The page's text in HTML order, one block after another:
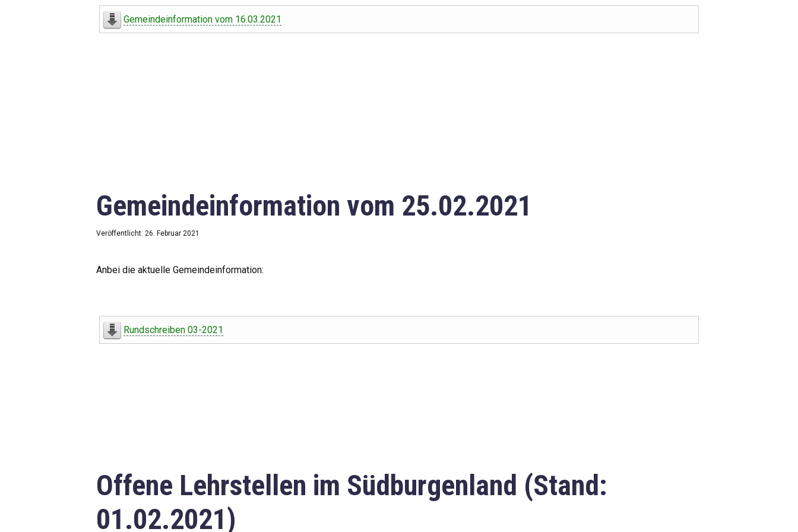
Offener Haushalt
Downloads
Impressum
Gemeindeinformation vom 16.03.2021
Gemeindeinformation vom 25.02.2021
Veröffentlicht: 26. Februar 2021
Anbei die aktuelle Gemeindeinformation:
Rundschreiben 03-2021
Offene Lehrstellen im Südburgenland (Stand:
01.02.2021)